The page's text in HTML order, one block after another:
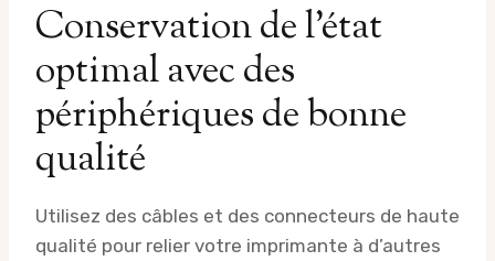
Conservation de l’état
optimal avec des
périphériques de bonne
qualité
Utilisez des câbles et des connecteurs de haute
qualité pour relier votre imprimante à d’autres